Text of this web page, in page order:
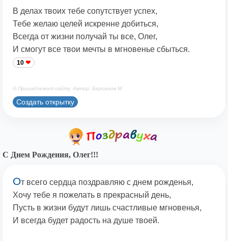
В делах твоих тебе сопутствует успех,
Тебе желаю целей искренне добиться,
Всегда от жизни получай ты все, Олег,
И смогут все твои мечты в мгновенье сбыться.
10
© Принадлежит сайту. Автор: Берсанов М.
Создать открытку
С Днем Рождения, Олег!!!
От всего сердца поздравляю с днем рожденья,
Хочу тебе я пожелать в прекрасный день,
Пусть в жизни будут лишь счастливые мгновенья,
И всегда будет радость на душе твоей.